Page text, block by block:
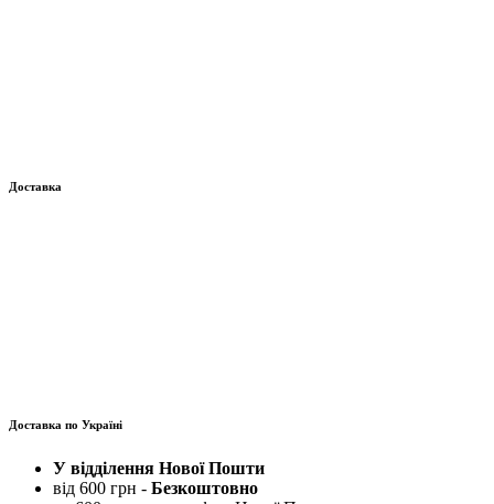
Доставка
Доставка по Україні
У відділення Нової Пошти
від 600 грн - Безкоштовно